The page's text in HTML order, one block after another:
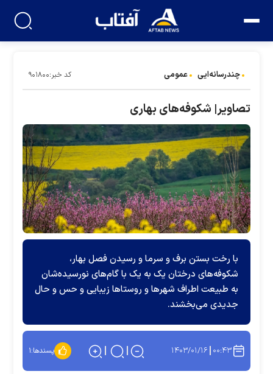
چندرسانه‌ایی عمومی کد خبر:۹۰۱۸۰۰
تصاویر| شکوفه‌های بهاری
با رخت بستن برف و سرما و رسیدن فصل بهار،
شکوفه‌های درختان یک به یک با گام‌های نورسیده‌شان
به طبیعت اطراف شهرها و روستاها زیبایی و حس و حال
جدیدی می‌بخشند.
۰۰:۴۳ ۱۴۰۳/۰۱/۱۶ پسندها:۱